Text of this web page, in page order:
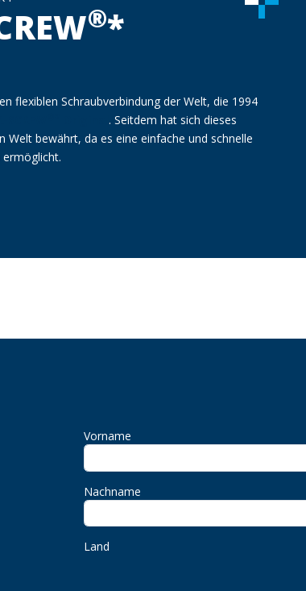
®*
flexiblen Schraubverbindung der Welt, die 1994
Original. Seitdem hat sich dieses
Welt bewährt, da es eine einfache und schnelle
Vorname
Nachname
Land